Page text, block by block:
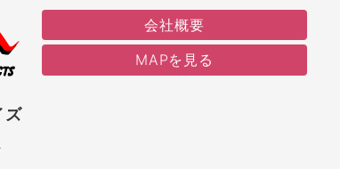
会社概要
MAPを見る
ズ